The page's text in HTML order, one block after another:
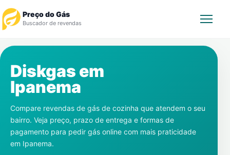
Preço do Gás
Buscador de revendas
Revendedor
Notícias
Cadastre-se
Diskgas em
Ipanema
Compare revendas de gás de cozinha que atendem o seu
bairro. Veja preço, prazo de entrega e formas de
pagamento para pedir gás online com mais praticidade
em Ipanema.